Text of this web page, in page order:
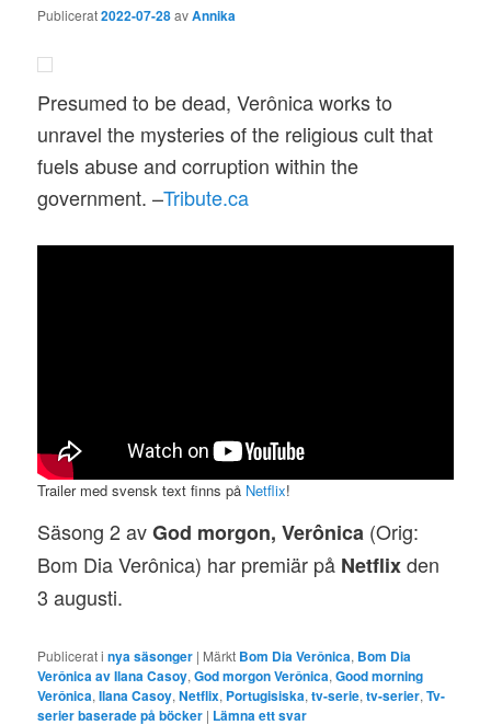
Publicerat2022-07-28avAnnika
Presumed to be dead, Verônica works to
unravel the mysteries of the religious cult that
fuels abuse and corruption within the
government. –Tribute.ca
Trailer med svensk text finns på Netflix!
Säsong 2 avGod morgon, Verônica (Orig:
Bom Dia Verônica) har premiär på Netflixden
3 augusti.
Publicerat i nya säsonger | Märkt Bom Dia Verônica, Bom Dia
Verônica av Ilana Casoy,God morgon Verônica,Good morning
Verônica,Ilana Casoy,Netflix, Portugisiska,tv-serie,tv-serier,Tv-
serier baserade på böcker | Lämna ett svar